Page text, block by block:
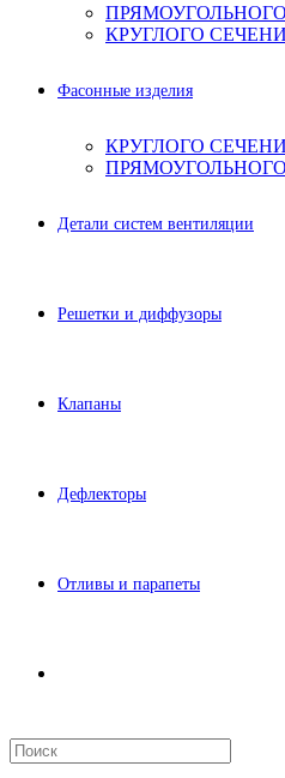
КРУГЛОГО
Фасонные изделия
КРУГЛОГО
Детали систем вентиляции
Решетки и диффузоры
Клапаны
Дефлекторы
Отливы и парапеты